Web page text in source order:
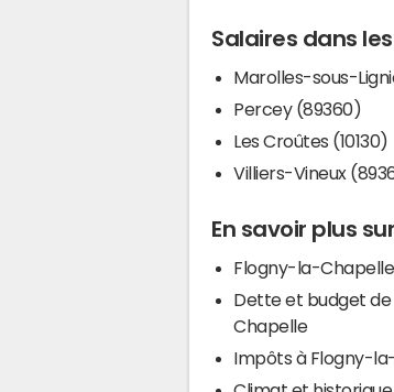
Salaires dans
Marolles-sous-
Percey (89360)
Les Croûtes (10130)
Villiers-Vineux
En savoir plus
Flogny-la-Chapelle
Dette et budget
Chapelle
Impôts à